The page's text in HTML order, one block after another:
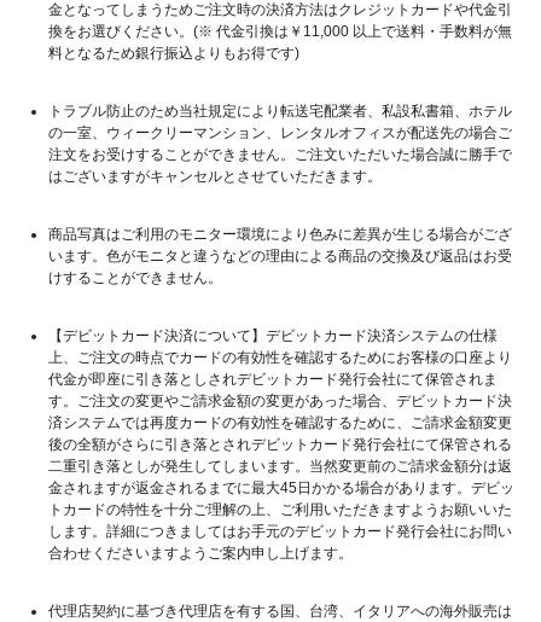
金となってしまうためご注文時の決済方法はクレジットカードや代金引
換をお選びください。(※ 代金引換は￥11,000 以上で送料・手数料が無
料となるため銀行振込よりもお得です)
トラブル防止のため当社規定により転送宅配業者、私設私書箱、ホテル
の一室、ウィークリーマンション、レンタルオフィスが配送先の場合ご
注文をお受けすることができません。ご注文いただいた場合誠に勝手で
はございますがキャンセルとさせていただきます。
商品写真はご利用のモニター環境により色みに差異が生じる場合がござ
います。色がモニタと違うなどの理由による商品の交換及び返品はお受
けすることができません。
【デビットカード決済について】デビットカード決済システムの仕様
上、ご注文の時点でカードの有効性を確認するためにお客様の口座より
代金が即座に引き落としされデビットカード発行会社にて保管されま
す。ご注文の変更やご請求金額の変更があった場合、デビットカード決
済システムでは再度カードの有効性を確認するために、ご請求金額変更
後の全額がさらに引き落とされデビットカード発行会社にて保管される
二重引き落としが発生してしまいます。当然変更前のご請求金額分は返
金されますが返金されるまでに最大45日かかる場合があります。デビッ
トカードの特性を十分ご理解の上、ご利用いただきますようお願いいた
します。詳細につきましてはお手元のデビットカード発行会社にお問い
合わせくださいますようご案内申し上げます。
代理店契約に基づき代理店を有する国、台湾、イタリアへの海外販売は